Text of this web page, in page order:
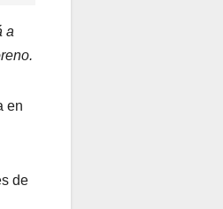
a
en
de